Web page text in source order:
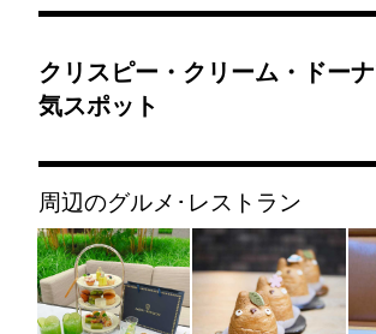
クリスピー・クリーム・ドー
気スポット
周辺のグルメ･レストラン